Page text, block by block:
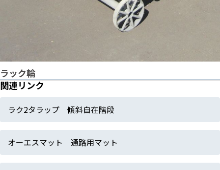
ラック輪
関連リンク
ラク2タラップ 傾斜自在階段
オーエスマット 通路用マット